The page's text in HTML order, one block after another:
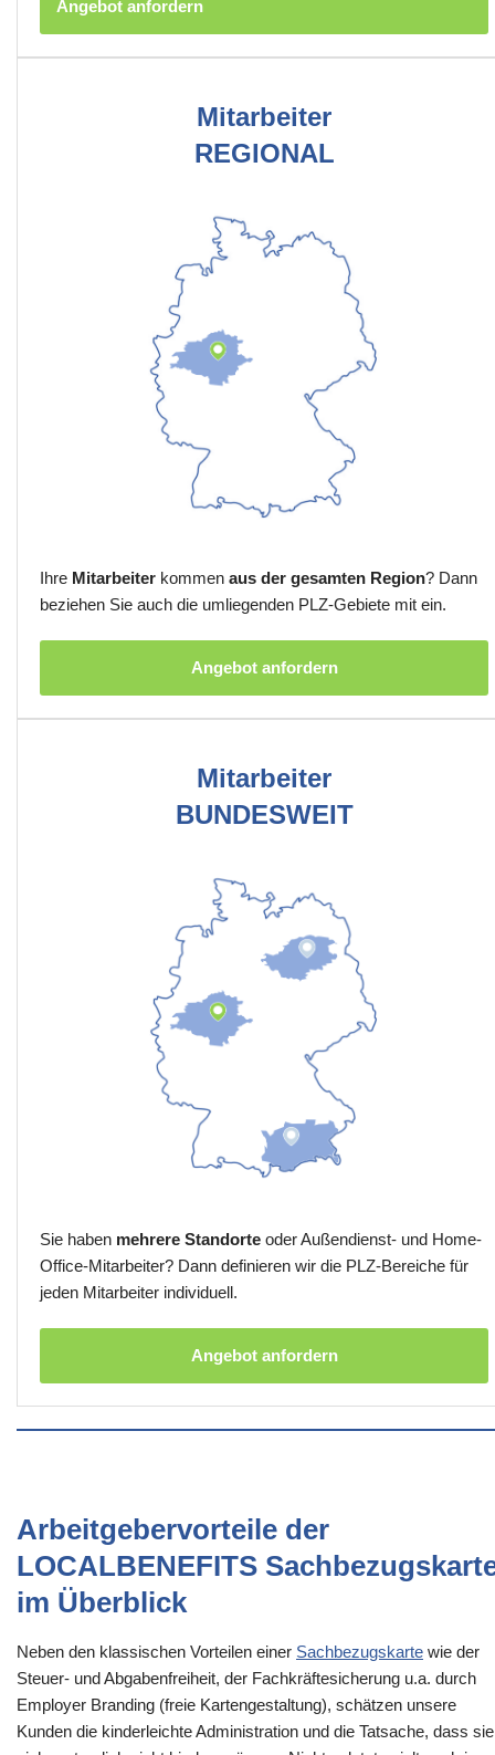
Angebot anfordern
Mitarbeiter
REGIONAL
Ihre Mitarbeiter kommen aus der gesamten Region? Dann
beziehen Sie auch die umliegenden PLZ-Gebiete mit ein.
Angebot anfordern
Mitarbeiter
BUNDESWEIT
Sie haben mehrere Standorte oder Außendienst- und Home-
Office-Mitarbeiter? Dann definieren wir die PLZ-Bereiche für
jeden Mitarbeiter individuell.
Angebot anfordern
Arbeitgebervorteile der
LOCALBENEFITS
im Überblick
Neben den klassischen Vorteilen einer Sachbezugskarte wie der
Steuer- und Abgabenfreiheit, der Fachkräftesicherung u.a. durch
Employer Branding (freie Kartengestaltung), schätzen unsere
Kunden die kinderleichte Administration und die Tatsache, dass sie